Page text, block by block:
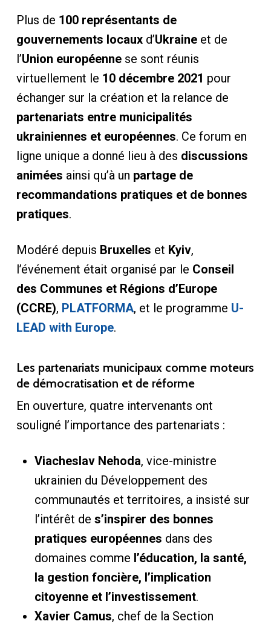
Plus de 100 représentants de
gouvernements locauxd’Ukraineet de
l’Union européennese sont réunis
virtuellement le 10 décembre 2021 pour
échanger sur la création et la relance de
partenariats entre municipalités
ukrainiennes et européennes. Ce forum en
ligne unique a donné lieu à des discussions
animées ainsi qu’à un partage de
recommandations pratiques et de bonnes
pratiques.
Modéré depuis Bruxelles et Kyiv,
l’événement était organisé par le Conseil
des Communes et Régions d’Europe
(CCRE), PLATFORMA, et le programme U-
LEAD with Europe.
Les partenariats municipaux comme moteurs
de démocratisation et de réforme
En ouverture, quatre intervenants ont
souligné l’importance des partenariats :
Viacheslav Nehoda, vice-ministre
ukrainien du Développement des
communautés et territoires, a insisté sur
l’intérêt de s’inspirer des bonnes
pratiques européennes dans des
domaines comme l’éducation, la santé,
la gestion foncière, l’implication
citoyenne et l’investissement.
Xavier Camus, chef de la Section